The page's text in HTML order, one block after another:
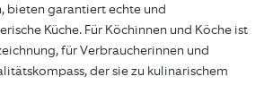
bieten garantiert echte und
Küche. Für Köchinnen und Köche ist
für Verbraucherinnen und
der sie zu kulinarischem